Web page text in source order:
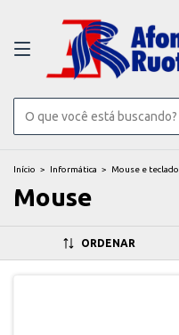
Início > Informática > Mouse e teclado
Mouse
ORDENAR